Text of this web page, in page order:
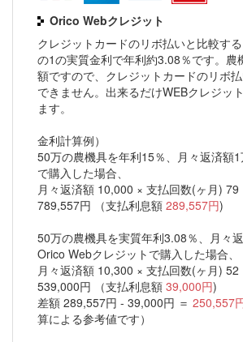
Orico Webクレジット
クレジットカードのリボ払いと比較す
の1の実質金利で年利約3.08％です。農
額ですので、クレジットカードのリボ
できません。出来るだけWEBクレジッ
ます。
金利計算例）
50万の農機具を年利15％、月々返済額
で購入した場合、
月々返済額 10,000 × 支払回数(ヶ月) 79
789,557円 （支払利息額 289,557円)
50万の農機具を実質年利3.08％、月々
Orico Webクレジットで購入した場合、
月々返済額 10,300 × 支払回数(ヶ月) 52
539,000円 （支払利息額 39,000円)
差額 289,557円 - 39,000円 ＝ 250,557
算による参考値です）